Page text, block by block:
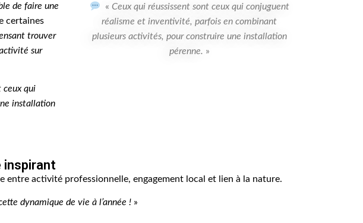
de faire une
certaines
trouver
sur
ceux qui
installation
«Ceux qui réussissent sont ceux qui conjuguent
réalisme et inventivité, parfois en combinant
plusieurs activités, pour construire une installation
pérenne. »
inspirant
entre activité professionnelle, engagement local et lien à la nature.
dynamique de vie à l’année !»